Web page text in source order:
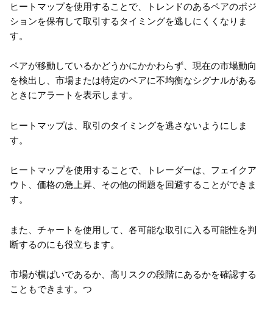
ヒートマップを使用することで、トレンドのあるペアのポジ
ションを保有して取引するタイミングを逃しにくくなりま
す。
ペアが移動しているかどうかにかかわらず、現在の市場動向
を検出し、市場または特定のペアに不均衡なシグナルがある
ときにアラートを表示します。
ヒートマップは、取引のタイミングを逃さないようにしま
す。
ヒートマップを使用することで、トレーダーは、フェイクア
ウト、価格の急上昇、その他の問題を回避することができま
す。
また、チャートを使用して、各可能な取引に入る可能性を判
断するのにも役立ちます。
市場が横ばいであるか、高リスクの段階にあるかを確認する
こともできます。つ